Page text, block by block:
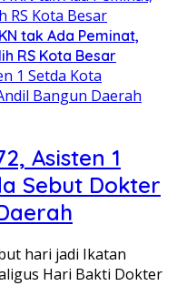
tak Ada Peminat,
RS Kota Besar
Asisten 1
Sebut Dokter
hari jadi Ikatan
Hari Bakti Dokter